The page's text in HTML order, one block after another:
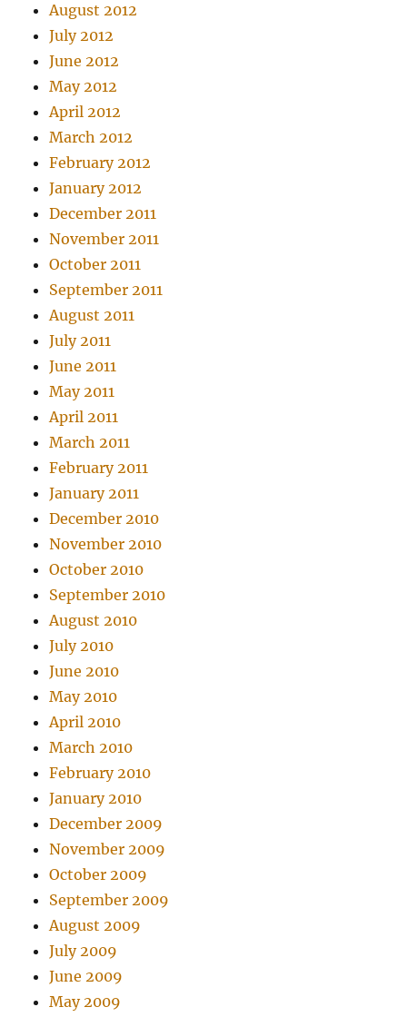
August 2012
July 2012
June 2012
May 2012
April 2012
March 2012
February 2012
January 2012
December 2011
November 2011
October 2011
September 2011
August 2011
July 2011
June 2011
May 2011
April 2011
March 2011
February 2011
January 2011
December 2010
November 2010
October 2010
September 2010
August 2010
July 2010
June 2010
May 2010
April 2010
March 2010
February 2010
January 2010
December 2009
November 2009
October 2009
September 2009
August 2009
July 2009
June 2009
May 2009